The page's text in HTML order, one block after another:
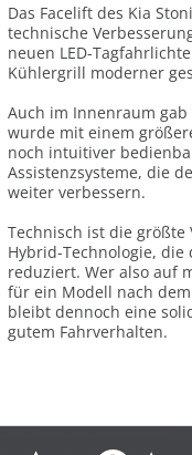
Das Facelift des Kia
technische
neuen LED-
Kühlergrill moderner
Auch im Innenraum
wurde mit einem
noch intuitiver
Assistenzsysteme, die
weiter verbessern.
Technisch ist die
Hybrid-Technologie, die
reduziert. Wer also auf
für ein Modell nach
bleibt dennoch eine
gutem Fahrverhalten.